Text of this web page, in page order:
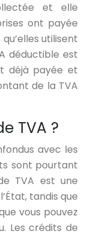
et elle
ont payée
utilisent
déductible est
déjà payée et
de la TVA
TVA ?
avec les
sont pourtant
TVA est une
tandis que
vous pouvez
Les crédits de